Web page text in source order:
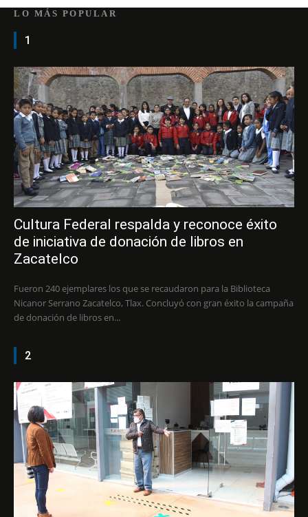
LO MÁS POPULAR
1
Cultura Federal respalda y reconoce éxito
de iniciativa de donación de libros en
Zacatelco
Fueron 240 ejemplares los que se recaudaron para la Biblioteca
Nicanor Serrano Zacatelco, Tlax. Concluyó con gran éxito la campaña
de donación de libros en...
2